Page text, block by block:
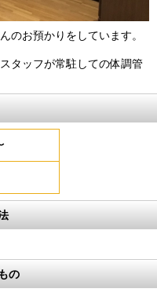
のお預かりをしています。
タッフが常駐しての体調管
の